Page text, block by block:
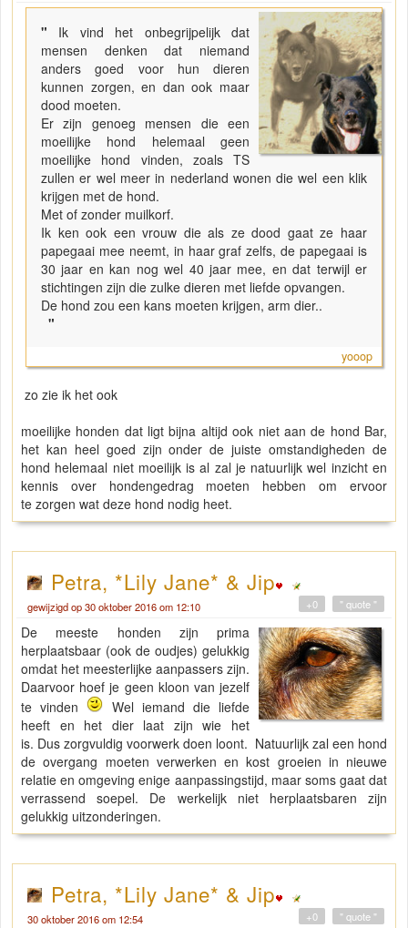
" Ik vind het onbegrijpelijk dat
mensen denken dat niemand
anders goed voor hun dieren
kunnen zorgen, en dan ook maar
dood moeten.
Er zijn genoeg mensen die een
moeilijke hond helemaal geen
moeilijke hond vinden, zoals TS
zullen er wel meer in nederland wonen die wel een klik
krijgen met de hond.
Met of zonder muilkorf.
Ik ken ook een vrouw die als ze dood gaat ze haar
papegaai mee neemt, in haar graf zelfs, de papegaai is
30 jaar en kan nog wel 40 jaar mee, en dat terwijl er
stichtingen zijn die zulke dieren met liefde opvangen.
De hond zou een kans moeten krijgen, arm dier..
"
yooop
zo zie ik het ook
moeilijke honden dat ligt bijna altijd ook niet aan de hond Bar,
het kan heel goed zijn onder de juiste omstandigheden de
hond helemaal niet moeilijk is al zal je natuurlijk wel inzicht en
kennis over hondengedrag moeten hebben om ervoor
te zorgen wat deze hond nodig heet.
Petra, *Lily Jane* & Jip
gewijzigd op 30 oktober 2016 om 12:10 " quote "
+0
De meeste honden zijn prima
herplaatsbaar (ook de oudjes) gelukkig
omdat het meesterlijke aanpassers zijn.
Daarvoor hoef je geen kloon van jezelf
te vinden
Wel iemand die liefde
heeft en het dier laat zijn wie het
is. Dus zorgvuldig voorwerk doen loont. Natuurlijk zal een hond
de overgang moeten verwerken en kost groeien in nieuwe
relatie en omgeving enige aanpassingstijd, maar soms gaat dat
verrassend soepel. De werkelijk niet herplaatsbaren zijn
gelukkig uitzonderingen.
Petra, *Lily Jane* & Jip
30 oktober 2016 om 12:54 " quote "
+0